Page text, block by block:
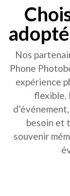
Nos
Phone
expérience
flexible.
besoin et
souvenir